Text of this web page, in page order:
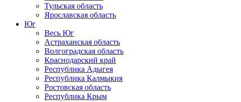
Тульская область
Ярославская область
Юг
Весь Юг
Астраханская область
Волгоградская область
Краснодарский край
Республика Адыгея
Республика Калмыкия
Ростовская область
Республика Крым